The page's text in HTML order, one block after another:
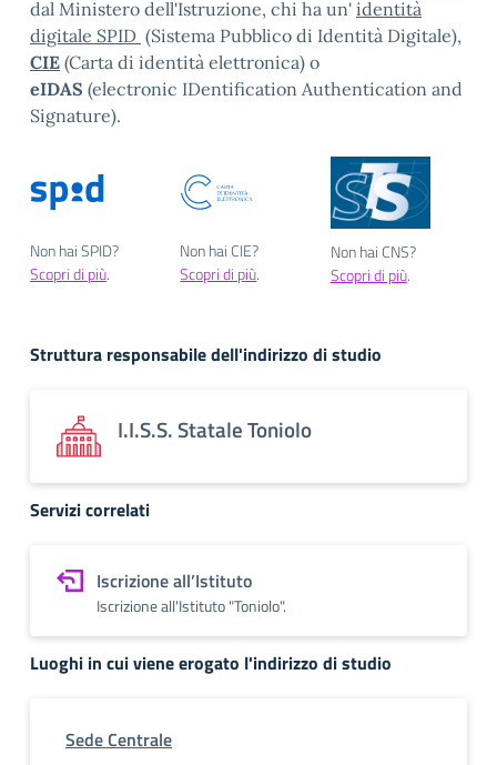
dal Ministero dell'Istruzione, chi ha un' identità
digitale SPID (Sistema Pubblico di Identità Digitale),
CIE (Carta di identità elettronica) o
eIDAS (electronic IDentification Authentication and
Signature).
Non hai SPID?
Scopri di più.
Non hai CIE?
Scopri di più.
Non hai CNS?
Scopri di più.
Struttura responsabile dell'indirizzo di studio
I.I.S.S. Statale Toniolo
Servizi correlati
Iscrizione all’Istituto
Iscrizione all'Istituto "Toniolo".
Luoghi in cui viene erogato l'indirizzo di studio
Sede Centrale